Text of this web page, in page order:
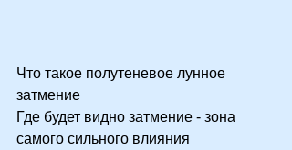
Что такое полутеневое лунное
затмение
Где будет видно затмение - зона
самого сильного влияния